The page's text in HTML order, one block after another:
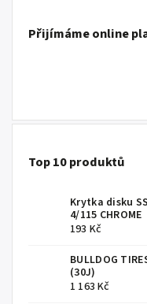
Přijímáme online
Top 10 produktů
Krytka disku
4/115 CHROME
193 Kč
BULLDOG
(30J)
1 163 Kč